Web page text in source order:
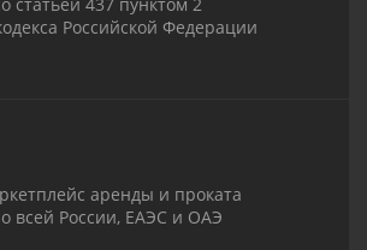
Российской Федерации
аренды и проката
всей России, ЕАЭС и ОАЭ